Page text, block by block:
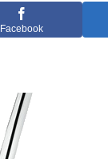
Facebook